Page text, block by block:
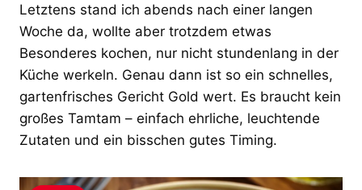
Letztens stand ich abends nach einer langen
Woche da, wollte aber trotzdem etwas
Besonderes kochen, nur nicht stundenlang in der
Küche werkeln. Genau dann ist so ein schnelles,
gartenfrisches Gericht Gold wert. Es braucht kein
großes Tamtam – einfach ehrliche, leuchtende
Zutaten und ein bisschen gutes Timing.